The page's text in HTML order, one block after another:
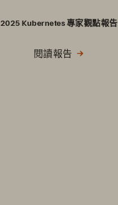
2025 Kubernetes 專家觀點報告
閱讀報告